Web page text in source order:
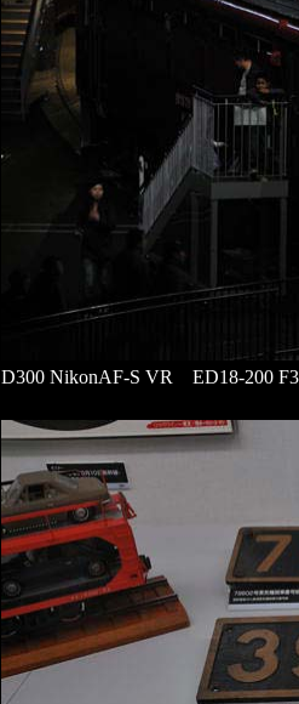
D300 NikonAF-S VR ED18-200